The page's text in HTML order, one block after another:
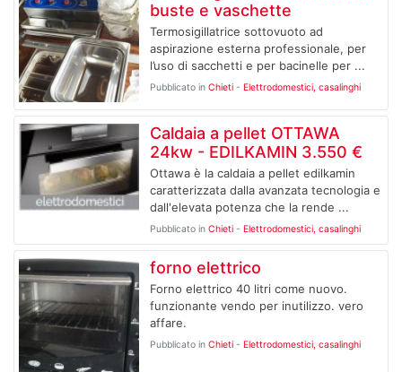
buste e vaschette
Termosigillatrice sottovuoto ad
aspirazione esterna professionale, per
l’uso di sacchetti e per bacinelle per ...
Pubblicato in Chieti- Elettrodomestici, casalinghi
Caldaia a pellet OTTAWA
24kw - EDILKAMIN 3.550 €
Ottawa è la caldaia a pellet edilkamin
caratterizzata dalla avanzata tecnologia e
dall'elevata potenza che la rende ...
Pubblicato in Chieti- Elettrodomestici, casalinghi
forno elettrico
Forno elettrico 40 litri come nuovo.
funzionante vendo per inutilizzo. vero
affare.
Pubblicato in Chieti- Elettrodomestici, casalinghi